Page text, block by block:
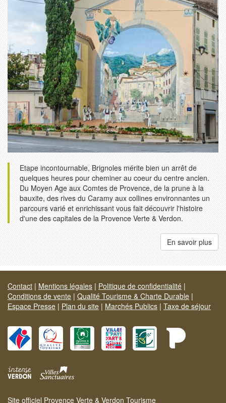
Etape incontournable, Brignoles mérite bien un arrêt de
quelques heures pour cheminer au coeur du centre ancien.
Du Moyen Age aux Comtes de Provence, de la prune à la
bauxite, des rives du Caramy aux collines environnantes un
parcours varié et enrichissant vous fait découvrir l'histoire
d'une des capitales de la Provence Verte & Verdon.
En savoir plus
Contact | Mentions légales | Politique de confidentialité |
Conditions de vente | Qualité Tourisme & Charte Durable |
Espace Presse | Plan du site | Marchés Publics | Taxe de séjour
Site officiel Provence Verte & Verdon Tourisme